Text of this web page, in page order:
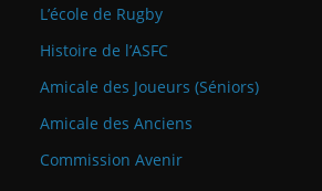
L’école de Rugby
Histoire de l’ASFC
Amicale des Joueurs (Séniors)
Amicale des Anciens
Commission Avenir